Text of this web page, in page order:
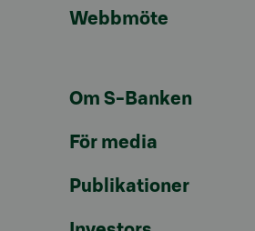
Webbmöte
Om S-Banken
För media
Publikationer